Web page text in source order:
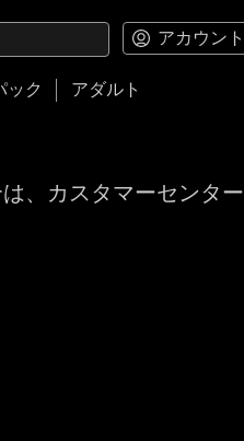
アカウント
ック アダルト
、カスタマーセンタ